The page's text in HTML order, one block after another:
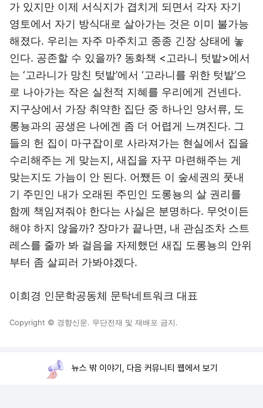
가 있지만 이제 서식지가 겹치게 되면서 각자 자기
영토에서 자기 방식대로 살아가는 것은 이미 불가능
해졌다. 우리는 자주 마주치고 종종 긴장 상태에 놓
인다. 공존할 수 있을까? 동화책 <고라니 텃밭>에서
는 ‘고라니가 망친 텃밭’에서 ‘고라니를 위한 텃밭’으
로 나아가는 작은 실천적 지혜를 우리에게 건넨다.
지구상에서 가장 취약한 집단 중 하나인 양서류, 도
롱뇽과의 공생은 나에겐 좀 더 어렵게 느껴진다. 그
들의 헌 집이 마구잡이로 사라져가는 현실에서 집을
수리해주는 게 맞는지, 새집을 자꾸 마련해주는 게
맞는지도 가늠이 안 된다. 어쨌든 이 숲세권의 풋내
기 주민인 내가 오래된 주민인 도롱뇽의 살 권리를
함께 책임져줘야 한다는 사실은 분명하다. 무엇이든
해야 하지 않을까? 장마가 끝나면, 내 관심조차 스트
레스를 줄까 봐 걸음을 자제했던 새집 도롱뇽의 안위
부터 좀 살피러 가봐야겠다.
이희경 인문학공동체 문탁네트워크 대표
Copyright © 경향신문. 무단전재 및 재배포 금지.
뉴스 밖 이야기, 다음 커뮤니티 웹에서 보기